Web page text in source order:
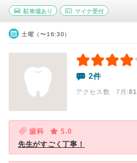
駐車場あり マイナ受付
土曜（〜16:30）
2件
アクセス数 7月:81
歯科
5.0
先生がすごく丁寧！